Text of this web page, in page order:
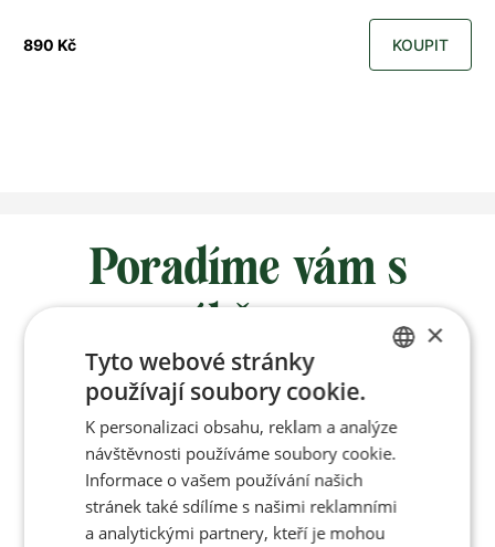
890 Kč KOUPIT
Poradíme vám s
výběrem
Po-Pá 8:00 – 17:00
Jan Pančocha
ENGLISH
×
Tyto webové stránky
používají soubory cookie.
K personalizaci obsahu, reklam a analýze
návštěvnosti používáme soubory cookie.
Informace o vašem používání našich
stránek také sdílíme s našimi reklamními
a analytickými partnery, kteří je mohou